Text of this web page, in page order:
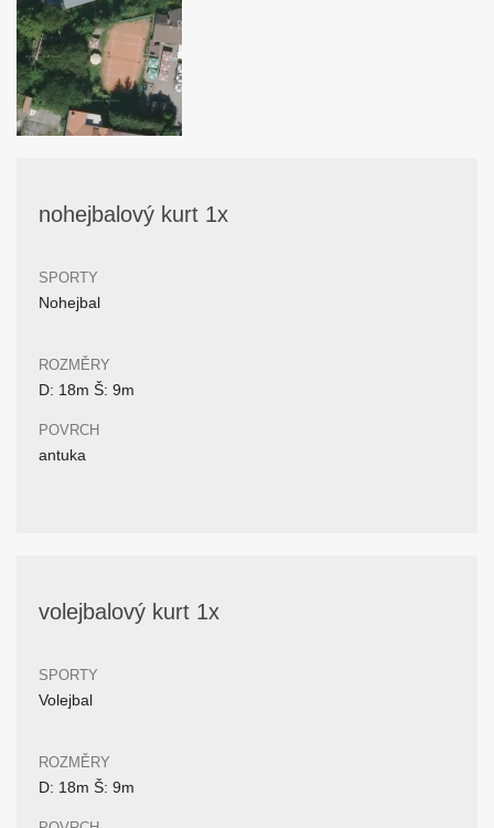
nohejbalový kurt 1x
SPORTY
Nohejbal
ROZMĚRY
D: 18m Š: 9m
POVRCH
antuka
volejbalový kurt 1x
SPORTY
Volejbal
ROZMĚRY
D: 18m Š: 9m